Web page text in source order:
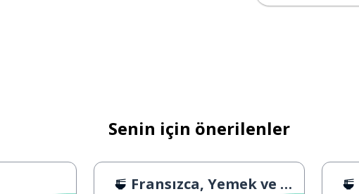
Senin için önerilenler
Fransızca, Yemek ve Sanat